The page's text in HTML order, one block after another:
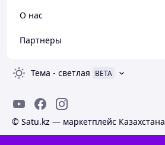
О нас
Партнеры
Тема - светлая BETA
© Satu.kz — маркетплейс